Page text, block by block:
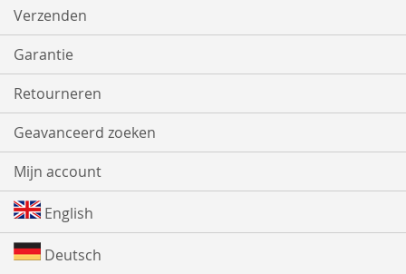
Verzenden
Garantie
Retourneren
Geavanceerd zoeken
Mijn account
English
Deutsch